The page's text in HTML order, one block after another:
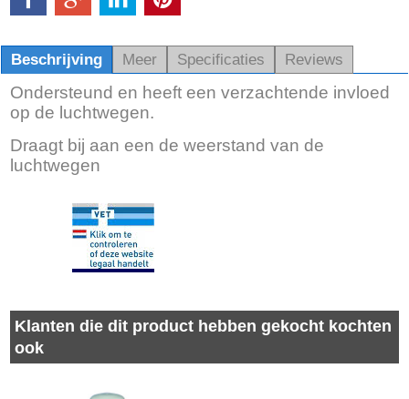
Beschrijving Meer Specificaties Reviews
Ondersteund en heeft een verzachtende invloed
op de luchtwegen.
Draagt bij aan een de weerstand van de
luchtwegen
Klanten die dit product hebben gekocht kochten
ook